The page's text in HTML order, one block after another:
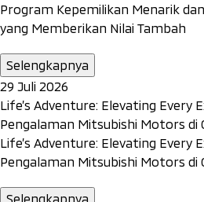
Program Kepemilikan Menarik
yang Memberikan Nilai Tambah
Selengkapnya
29 Juli 2026
Life’s Adventure: Elevating Every
Pengalaman Mitsubishi Motors di
Life’s Adventure: Elevating Every
Pengalaman Mitsubishi Motors di
Selengkapnya